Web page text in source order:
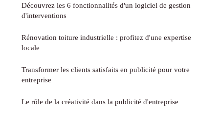
Découvrez les 6 fonctionnalités d'un logiciel de gestion
d'interventions
Rénovation toiture industrielle : profitez d'une expertise
locale
Transformer les clients satisfaits en publicité pour votre
entreprise
Le rôle de la créativité dans la publicité d'entreprise